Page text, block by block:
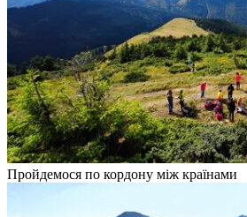
Пройдемося по кордону між країнами